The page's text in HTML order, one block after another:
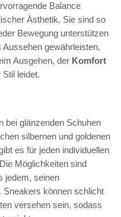
Balance
Ästhetik. Sie sind so
Bewegung unterstützen
gewährleisten.
Ausgehen, der Komfort
leidet.
bei glänzenden Schuhen
silbernen und goldenen
es für jeden individuellen
Möglichkeiten sind
jedem, seinen
Sneakers können schlicht
versehen sein, sodass